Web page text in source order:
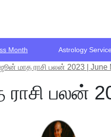
Month Astrology
ஜூன் மாத ராசி பலன் 2023 |
பலன்